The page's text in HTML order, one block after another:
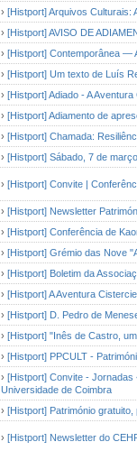
› [Histport] Arquivos Culturais:
› [Histport] AVISO DE
› [Histport] Contemporânea —
› [Histport] Um texto de Luís
› [Histport] Adiado - A
› [Histport] Adiamento de
› [Histport] Chamada:
› [Histport] Sábado, 7 de
› [Histport] Convite |
› [Histport] Newsletter
› [Histport] Conferência de
› [Histport] Grémio das Nove
› [Histport] Boletim da
› [Histport] A Aventura
› [Histport] D. Pedro de
› [Histport] "Inês de Castro,
› [Histport] PPCULT -
› [Histport] Convite - Jornadas
Universidade de Coimbra
› [Histport] Património
› [Histport] Newsletter do